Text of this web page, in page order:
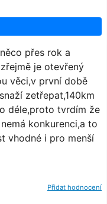
přes rok a
je otevřený
věci,v první době
zetřepat,140km
déle,proto tvrdím že
konkurenci,a to
vhodné i pro menší
Přidat hodnocení